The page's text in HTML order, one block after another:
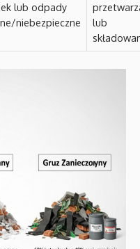
lub odpady
niebezpieczne
lub